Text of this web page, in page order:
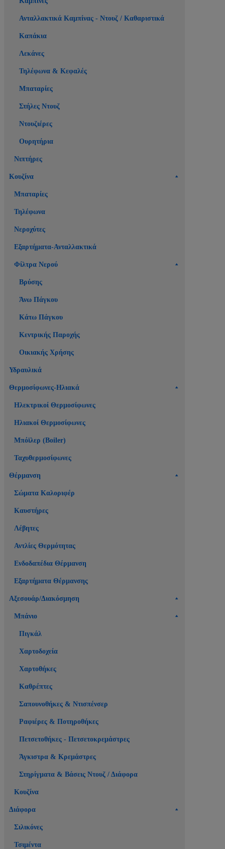
Ανταλλακτικά Καμπίνας - Ντουζ / Καθαριστικά
Καπάκια
Λεκάνες
Τηλέφωνα & Κεφαλές
Μπαταρίες
Στήλες Ντουζ
Ντουζιέρες
Ουρητήρια
Νιπτήρες
Κουζίνα
Μπαταρίες
Τηλέφωνα
Νεροχύτες
Εξαρτήματα-Ανταλλακτικά
Φίλτρα Νερού
Βρύσης
Άνω Πάγκου
Κάτω Πάγκου
Κεντρικής Παροχής
Οικιακής Χρήσης
Υδραυλικά
Θερμοσίφωνες-Ηλιακά
Ηλεκτρικοί Θερμοσίφωνες
Ηλιακοί Θερμοσίφωνες
Μπόϊλερ (Boiler)
Ταχυθερμοσίφωνες
Θέρμανση
Σώματα Καλοριφέρ
Καυστήρες
Λέβητες
Αντλίες Θερμότητας
Ενδοδαπέδια Θέρμανση
Εξαρτήματα Θέρμανσης
Αξεσουάρ/Διακόσμηση
Μπάνιο
Πιγκάλ
Χαρτοδοχεία
Χαρτοθήκες
Καθρέπτες
Σαπουνοθήκες & Ντισπένσερ
Ραφιέρες & Ποτηροθήκες
Πετσετοθήκες - Πετσετοκρεμάστρες
Άγκιστρα & Κρεμάστρες
Στηρίγματα & Βάσεις Ντουζ / Διάφορα
Κουζίνα
Διάφορα
Σιλικόνες
Τσιμέντα